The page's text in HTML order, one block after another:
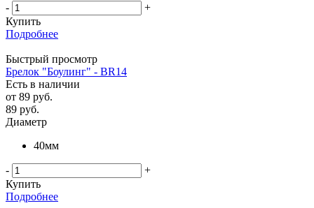
-
+
Купить
Подробнее
Быстрый просмотр
Брелок "Боулинг" - BR14
Есть в наличии
от 89 руб.
89 руб.
Диаметр
40мм
-
+
Купить
Подробнее